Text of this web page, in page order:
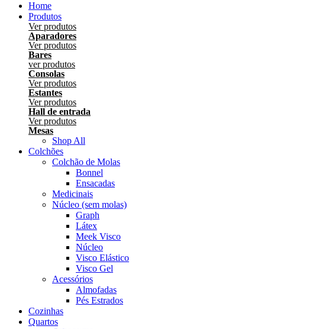
Home
Produtos
Ver produtos
Aparadores
Ver produtos
Bares
ver produtos
Consolas
Ver produtos
Estantes
Ver produtos
Hall de entrada
Ver produtos
Mesas
Shop All
Colchões
Colchão de Molas
Bonnel
Ensacadas
Medicinais
Núcleo (sem molas)
Graph
Látex
Meek Visco
Núcleo
Visco Elástico
Visco Gel
Acessórios
Almofadas
Pés Estrados
Cozinhas
Quartos